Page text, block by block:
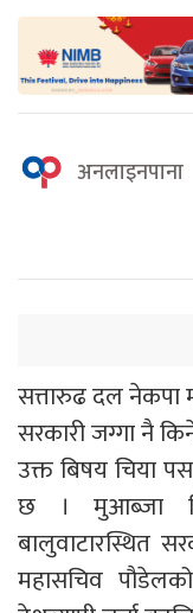
अनलाइनपाना
सत्तारुढ दल नेकपा
सरकारी जग्गा नै
उक्त बिषय चिया
छ । मुआब्जा
बालुवाटारस्थित
महासचिव